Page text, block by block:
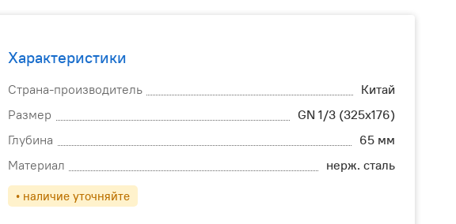
Характеристики
Страна-производитель
Китай
Размер
GN 1/3 (325x176)
Глубина
65 мм
Материал
нерж. сталь
• наличие уточняйте